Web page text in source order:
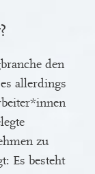
den
allerdings
zu
Es besteht